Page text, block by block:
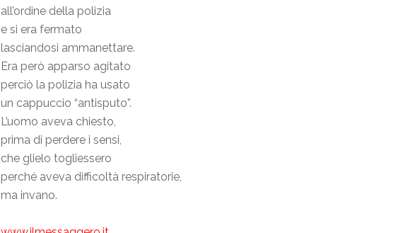
all’ordine della polizia
e si era fermato
lasciandosi ammanettare.
Era però apparso agitato
perciò la polizia ha usato
un cappuccio “antisputo”.
L’uomo aveva chiesto,
prima di perdere i sensi,
che glielo togliessero
perché aveva difficoltà respiratorie,
ma invano.